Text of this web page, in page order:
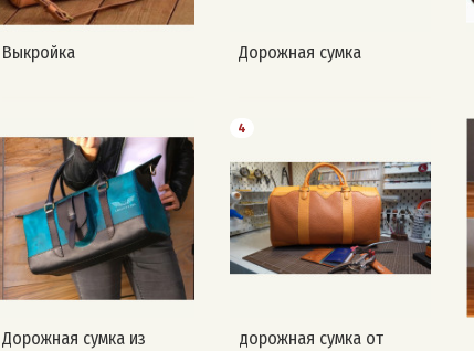
Выкройка Дорожная сумка
Дорожная сумка из
4
дорожная сумка от